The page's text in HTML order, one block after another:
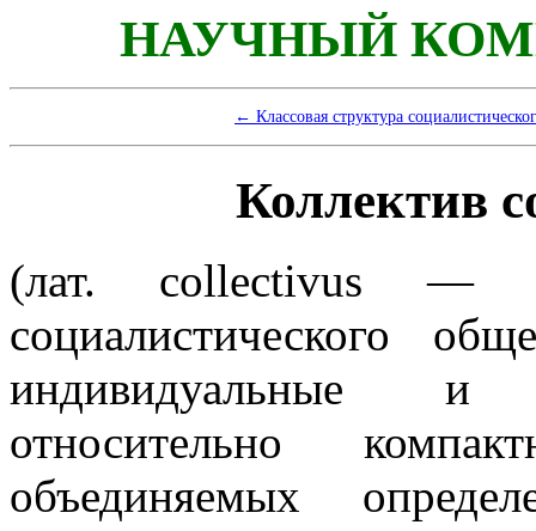
НАУЧНЫЙ
← Классовая структура
Коллектив
(лат. collectivus —
социалистического
индивидуальные и
относительно
объединяемых